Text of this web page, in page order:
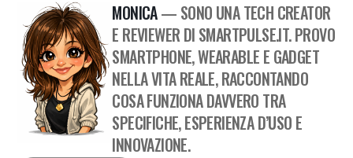
MONICA— SONO UNA TECH CREATOR
E REVIEWER DI SMARTPULSE.IT. PROVO
SMARTPHONE, WEARABLE E GADGET
NELLA VITA REALE, RACCONTANDO
COSA FUNZIONA DAVVERO TRA
SPECIFICHE, ESPERIENZA D’USO E
INNOVAZIONE.